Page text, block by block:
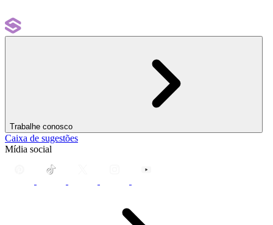
Trabalhe conosco
Caixa de sugestões
Mídia social